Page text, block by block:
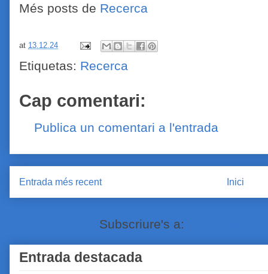
Més posts de Recerca
at 13.12.24
Etiquetas: Recerca
Cap comentari:
Publica un comentari a l'entrada
Entrada més recent Inici
Subscriure's a:
Entrada destacada